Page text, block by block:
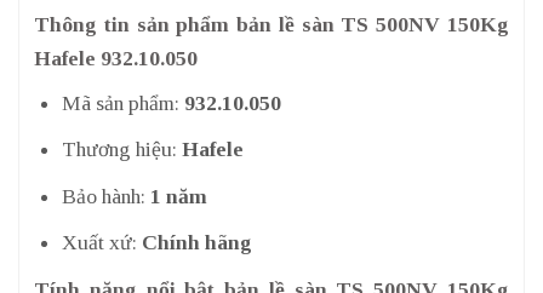
Thông tin sản phẩm bản lề sàn TS 500NV 150Kg
Hafele 932.10.050
Mã sản phẩm: 932.10.050
Thương hiệu: Hafele
Bảo hành: 1 năm
Xuất xứ: Chính hãng